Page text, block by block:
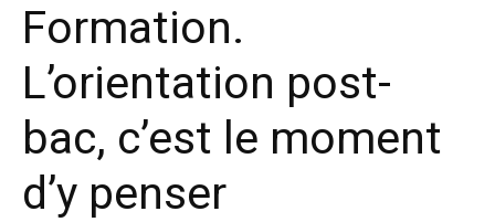
Formation.
L’orientation post-
bac, c’est le moment
d’y penser